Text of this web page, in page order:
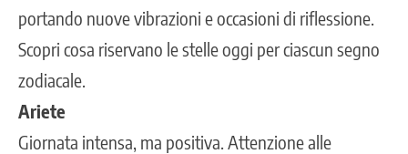
portando nuove vibrazioni e occasioni di riflessione.
Scopri cosa riservano le stelle oggi per ciascun segno
zodiacale
Ariete
Giornata intensa, ma positiva. Attenzione alle